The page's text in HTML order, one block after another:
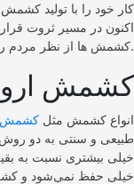
کار خود را با تولید
اکنون در مسیر ثروت
کشمش ها از نظر مردم را به حضورتان معرفی خواهیم کرد.
کشمش
انواع کشمش مثل کشمش
طبیعی و سنتی به دو
خیلی بیشتری نسبت به
خیلی حفظ نمی‌شود و